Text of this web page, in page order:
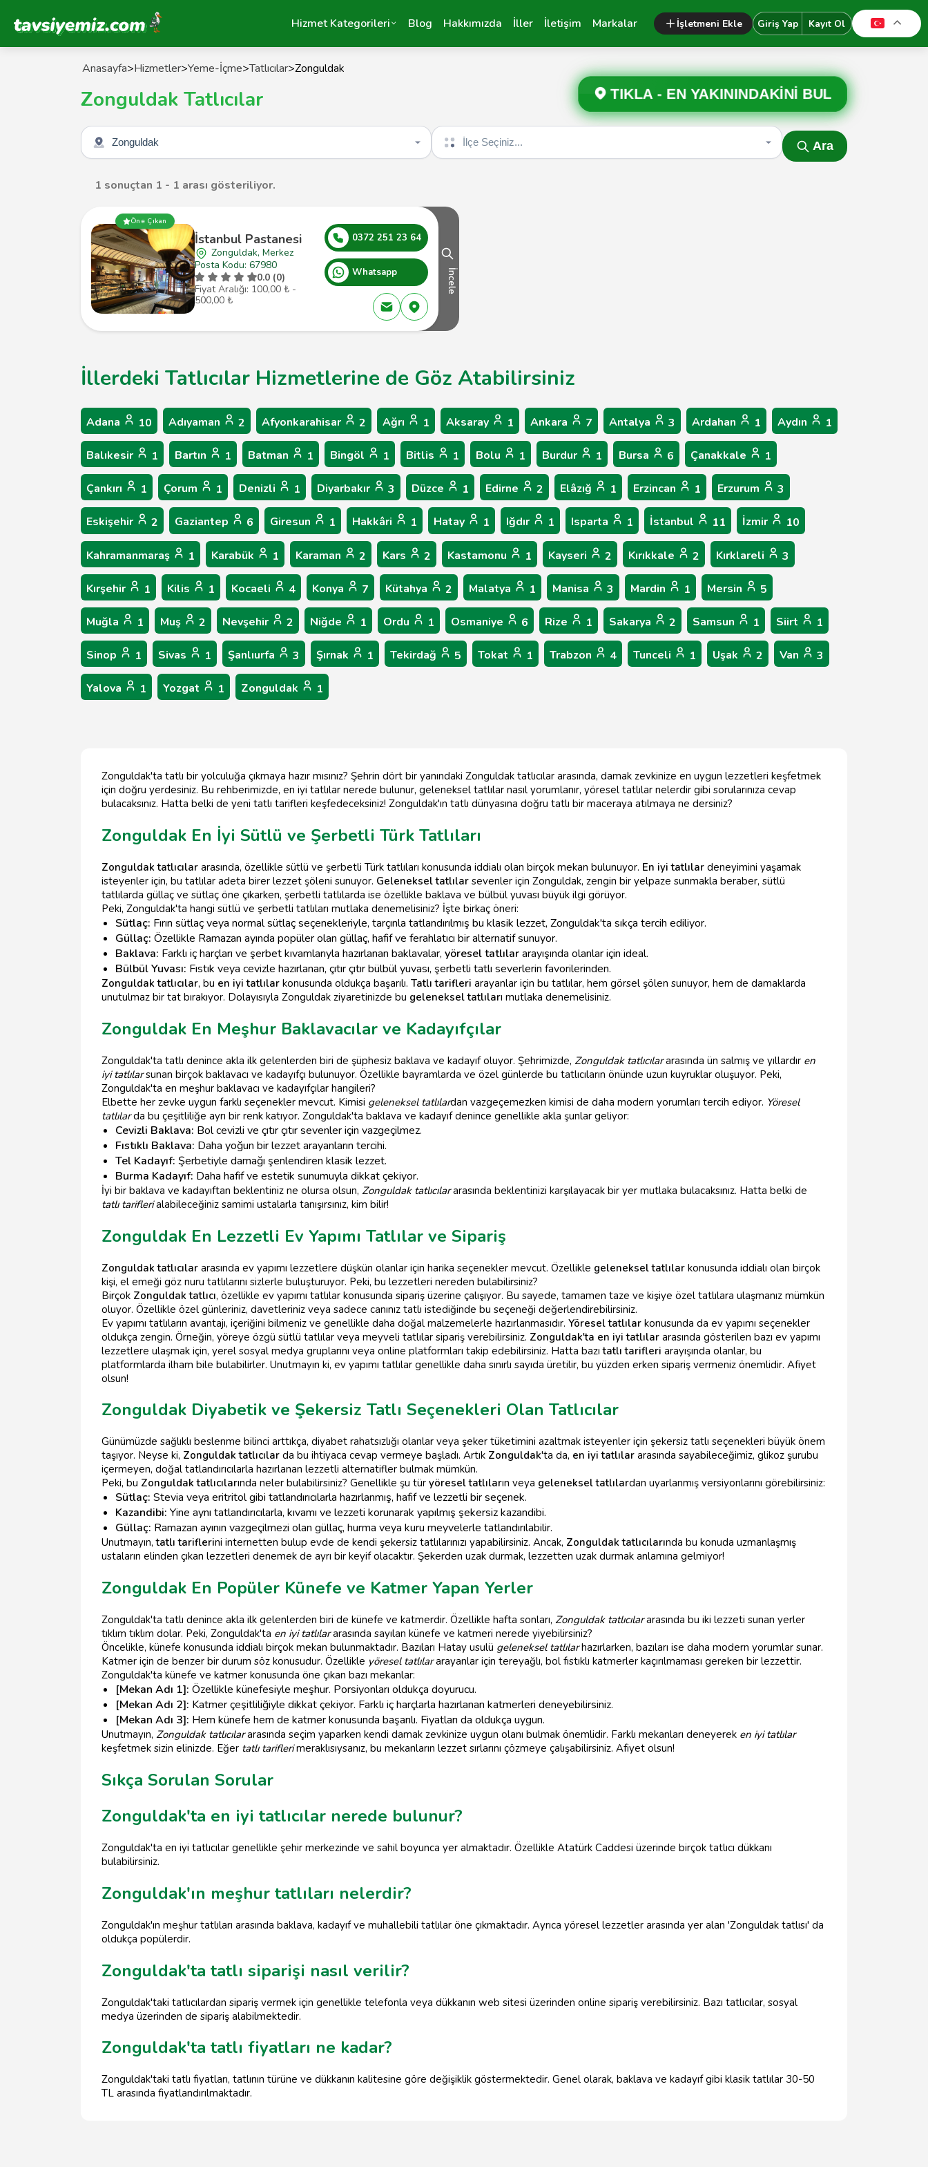
Tavsiyemiz Anasayfa Hizmet Kategorileri Blog Hakkımızda İller İletişim Markalar İşletmeni Ekle Giriş Yap Kayıt Ol
Anasayfa>Hizmetler>Yeme-İçme>Tatlıcılar>Zonguldak
Zonguldak Tatlıcılar TIKLA - EN YAKININDAKİNİ BUL
Şehir seçin İlçe seçin
Ara
1 sonuçtan 1 - 1 arası gösteriliyor.
Öne Çıkan
İstanbul Pastanesi
Zonguldak, Merkez
Posta Kodu: 67980
0.0 (0)
Fiyat Aralığı: 100,00 ₺ -
500,00 ₺
0372 251 23 64
Whatsapp İncele
İllerdeki Tatlıcılar Hizmetlerine de Göz Atabilirsiniz
Adana 10 Adıyaman 2 Afyonkarahisar 2 Ağrı 1 Aksaray 1 Ankara 7 Antalya 3 Ardahan 1 Aydın 1
Balıkesir 1 Bartın 1 Batman 1 Bingöl 1 Bitlis 1 Bolu 1 Burdur 1 Bursa 6 Çanakkale 1
Çankırı 1 Çorum 1 Denizli 1 Diyarbakır 3 Düzce 1 Edirne 2 Elâzığ 1 Erzincan 1 Erzurum 3
Eskişehir 2 Gaziantep 6 Giresun 1 Hakkâri 1 Hatay 1 Iğdır 1 Isparta 1 İstanbul 11 İzmir 10
Kahramanmaraş 1 Karabük 1 Karaman 2 Kars 2 Kastamonu 1 Kayseri 2 Kırıkkale 2 Kırklareli 3
Kırşehir 1 Kilis 1 Kocaeli 4 Konya 7 Kütahya 2 Malatya 1 Manisa 3 Mardin 1 Mersin 5
Muğla 1 Muş 2 Nevşehir 2 Niğde 1 Ordu 1 Osmaniye 6 Rize 1 Sakarya 2 Samsun 1 Siirt 1
Sinop 1 Sivas 1 Şanlıurfa 3 Şırnak 1 Tekirdağ 5 Tokat 1 Trabzon 4 Tunceli 1 Uşak 2 Van 3
Yalova 1 Yozgat 1 Zonguldak 1
Zonguldak'ta tatlı bir yolculuğa çıkmaya hazır mısınız? Şehrin dört bir yanındaki Zonguldak tatlıcılar arasında, damak zevkinize en uygun lezzetleri keşfetmek
için doğru yerdesiniz. Bu rehberimizde, en iyi tatlılar nerede bulunur, geleneksel tatlılar nasıl yorumlanır, yöresel tatlılar nelerdir gibi sorularınıza cevap
bulacaksınız. Hatta belki de yeni tatlı tarifleri keşfedeceksiniz! Zonguldak'ın tatlı dünyasına doğru tatlı bir maceraya atılmaya ne dersiniz?
Zonguldak En İyi Sütlü ve Şerbetli Türk Tatlıları
Zonguldak tatlıcılar arasında, özellikle sütlü ve şerbetli Türk tatlıları konusunda iddialı olan birçok mekan bulunuyor. En iyi tatlılar deneyimini yaşamak
isteyenler için, bu tatlılar adeta birer lezzet şöleni sunuyor. Geleneksel tatlılar sevenler için Zonguldak, zengin bir yelpaze sunmakla beraber, sütlü
tatlılarda güllaç ve sütlaç öne çıkarken, şerbetli tatlılarda ise özellikle baklava ve bülbül yuvası büyük ilgi görüyor.
Peki, Zonguldak'ta hangi sütlü ve şerbetli tatlıları mutlaka denemelisiniz? İşte birkaç öneri:
Sütlaç: Fırın sütlaç veya normal sütlaç seçenekleriyle, tarçınla tatlandırılmış bu klasik lezzet, Zonguldak'ta sıkça tercih ediliyor.
Güllaç: Özellikle Ramazan ayında popüler olan güllaç, hafif ve ferahlatıcı bir alternatif sunuyor.
Baklava: Farklı iç harçları ve şerbet kıvamlarıyla hazırlanan baklavalar, yöresel tatlılararayışında olanlar için ideal.
Bülbül Yuvası: Fıstık veya cevizle hazırlanan, çıtır çıtır bülbül yuvası, şerbetli tatlı severlerin favorilerinden.
Zonguldak tatlıcılar, bu en iyi tatlılar konusunda oldukça başarılı. Tatlı tarifleri arayanlar için bu tatlılar, hem görsel şölen sunuyor, hem de damaklarda
unutulmaz bir tat bırakıyor. Dolayısıyla Zonguldak ziyaretinizde bu geleneksel tatlıları mutlaka denemelisiniz.
Zonguldak En Meşhur Baklavacılar ve Kadayıfçılar
Zonguldak'ta tatlı denince akla ilk gelenlerden biri de şüphesiz baklava ve kadayıf oluyor. Şehrimizde, Zonguldak tatlıcılararasında ün salmış ve yıllardır en
iyi tatlılarsunan birçok baklavacı ve kadayıfçı bulunuyor. Özellikle bayramlarda ve özel günlerde bu tatlıcıların önünde uzun kuyruklar oluşuyor. Peki,
Zonguldak'ta en meşhur baklavacı ve kadayıfçılar hangileri?
Elbette her zevke uygun farklı seçenekler mevcut. Kimisi geleneksel tatlılardan vazgeçemezken kimisi de daha modern yorumları tercih ediyor. Yöresel
tatlılarda bu çeşitliliğe ayrı bir renk katıyor. Zonguldak'ta baklava ve kadayıf denince genellikle akla şunlar geliyor:
Cevizli Baklava: Bol cevizli ve çıtır çıtır sevenler için vazgeçilmez.
Fıstıklı Baklava: Daha yoğun bir lezzet arayanların tercihi.
Tel Kadayıf: Şerbetiyle damağı şenlendiren klasik lezzet.
Burma Kadayıf: Daha hafif ve estetik sunumuyla dikkat çekiyor.
İyi bir baklava ve kadayıftan beklentiniz ne olursa olsun, Zonguldak tatlıcılararasında beklentinizi karşılayacak bir yer mutlaka bulacaksınız. Hatta belki de
tatlı tariflerialabileceğiniz samimi ustalarla tanışırsınız, kim bilir!
Zonguldak En Lezzetli Ev Yapımı Tatlılar ve Sipariş
Zonguldak tatlıcılar arasında ev yapımı lezzetlere düşkün olanlar için harika seçenekler mevcut. Özellikle geleneksel tatlılar konusunda iddialı olan birçok
kişi, el emeği göz nuru tatlılarını sizlerle buluşturuyor. Peki, bu lezzetleri nereden bulabilirsiniz?
Birçok Zonguldak tatlıcı, özellikle ev yapımı tatlılar konusunda sipariş üzerine çalışıyor. Bu sayede, tamamen taze ve kişiye özel tatlılara ulaşmanız mümkün
oluyor. Özellikle özel günleriniz, davetleriniz veya sadece canınız tatlı istediğinde bu seçeneği değerlendirebilirsiniz.
Ev yapımı tatlıların avantajı, içeriğini bilmeniz ve genellikle daha doğal malzemelerle hazırlanmasıdır. Yöresel tatlılar konusunda da ev yapımı seçenekler
oldukça zengin. Örneğin, yöreye özgü sütlü tatlılar veya meyveli tatlılar sipariş verebilirsiniz. Zonguldak'ta en iyi tatlılar arasında gösterilen bazı ev yapımı
lezzetlere ulaşmak için, yerel sosyal medya gruplarını veya online platformları takip edebilirsiniz. Hatta bazıtatlı tarifleri arayışında olanlar, bu
platformlarda ilham bile bulabilirler. Unutmayın ki, ev yapımı tatlılar genellikle daha sınırlı sayıda üretilir, bu yüzden erken sipariş vermeniz önemlidir. Afiyet
olsun!
Zonguldak Diyabetik ve Şekersiz Tatlı Seçenekleri Olan Tatlıcılar
Günümüzde sağlıklı beslenme bilinci arttıkça, diyabet rahatsızlığı olanlar veya şeker tüketimini azaltmak isteyenler için şekersiz tatlı seçenekleri büyük önem
taşıyor. Neyse ki, Zonguldak tatlıcılar da bu ihtiyaca cevap vermeye başladı. Artık Zonguldak'ta da, en iyi tatlılar arasında sayabileceğimiz, glikoz şurubu
içermeyen, doğal tatlandırıcılarla hazırlanan lezzetli alternatifler bulmak mümkün.
Peki, bu Zonguldak tatlıcılarında neler bulabilirsiniz? Genellikle şu tür yöresel tatlıların veya geleneksel tatlılardan uyarlanmış versiyonlarını görebilirsiniz:
Sütlaç: Stevia veya eritritol gibi tatlandırıcılarla hazırlanmış, hafif ve lezzetli bir seçenek.
Kazandibi: Yine aynı tatlandırıcılarla, kıvamı ve lezzeti korunarak yapılmış şekersiz kazandibi.
Güllaç: Ramazan ayının vazgeçilmezi olan güllaç, hurma veya kuru meyvelerle tatlandırılabilir.
Unutmayın,tatlı tariflerini internetten bulup evde de kendi şekersiz tatlılarınızı yapabilirsiniz. Ancak, Zonguldak tatlıcılarında bu konuda uzmanlaşmış
ustaların elinden çıkan lezzetleri denemek de ayrı bir keyif olacaktır. Şekerden uzak durmak, lezzetten uzak durmak anlamına gelmiyor!
Zonguldak En Popüler Künefe ve Katmer Yapan Yerler
Zonguldak'ta tatlı denince akla ilk gelenlerden biri de künefe ve katmerdir. Özellikle hafta sonları, Zonguldak tatlıcılararasında bu iki lezzeti sunan yerler
tıklım tıklım dolar. Peki, Zonguldak'ta en iyi tatlılararasında sayılan künefe ve katmeri nerede yiyebilirsiniz?
Öncelikle, künefe konusunda iddialı birçok mekan bulunmaktadır. Bazıları Hatay usulü geleneksel tatlılarhazırlarken, bazıları ise daha modern yorumlar sunar.
Katmer için de benzer bir durum söz konusudur. Özellikle yöresel tatlılararayanlar için tereyağlı, bol fıstıklı katmerler kaçırılmaması gereken bir lezzettir.
Zonguldak'ta künefe ve katmer konusunda öne çıkan bazı mekanlar:
[Mekan Adı 1]: Özellikle künefesiyle meşhur. Porsiyonları oldukça doyurucu.
[Mekan Adı 2]: Katmer çeşitliliğiyle dikkat çekiyor. Farklı iç harçlarla hazırlanan katmerleri deneyebilirsiniz.
[Mekan Adı 3]: Hem künefe hem de katmer konusunda başarılı. Fiyatları da oldukça uygun.
Unutmayın, Zonguldak tatlıcılararasında seçim yaparken kendi damak zevkinize uygun olanı bulmak önemlidir. Farklı mekanları deneyerek en iyi tatlılar
keşfetmek sizin elinizde. Eğer tatlı tariflerimeraklısıysanız, bu mekanların lezzet sırlarını çözmeye çalışabilirsiniz. Afiyet olsun!
Sıkça Sorulan Sorular
Zonguldak'ta en iyi tatlıcılar nerede bulunur?
Zonguldak'ta en iyi tatlıcılar genellikle şehir merkezinde ve sahil boyunca yer almaktadır. Özellikle Atatürk Caddesi üzerinde birçok tatlıcı dükkanı
bulabilirsiniz.
Zonguldak'ın meşhur tatlıları nelerdir?
Zonguldak'ın meşhur tatlıları arasında baklava, kadayıf ve muhallebili tatlılar öne çıkmaktadır. Ayrıca yöresel lezzetler arasında yer alan 'Zonguldak tatlısı' da
oldukça popülerdir.
Zonguldak'ta tatlı siparişi nasıl verilir?
Zonguldak'taki tatlıcılardan sipariş vermek için genellikle telefonla veya dükkanın web sitesi üzerinden online sipariş verebilirsiniz. Bazı tatlıcılar, sosyal
medya üzerinden de sipariş alabilmektedir.
Zonguldak'ta tatlı fiyatları ne kadar?
Zonguldak'taki tatlı fiyatları, tatlının türüne ve dükkanın kalitesine göre değişiklik göstermektedir. Genel olarak, baklava ve kadayıf gibi klasik tatlılar 30-50
TL arasında fiyatlandırılmaktadır.